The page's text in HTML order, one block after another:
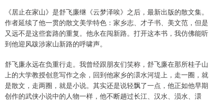
《居止在家山》是舒飞廉继《云梦泽唉》之后，最新出版的散文集。
作者延续了他一贯的散文美学特色：家乡志、才子书、美文范，但是
又远不是这些套路的重复。他永在闯新路。打开这本书，我仿佛能听
到他迎风跋涉家山新路的呼啸声。
舒飞廉永远在负重行走。我曾经跟朋友们笑称，舒飞廉在那所桂子山
上的大学教授创意写作之余，回到他家乡的澴水河堤上，走一圈，就
是散文，走两圈，就是小说。其实还是说轻飘了一点，他正如他早期
创作的武侠小说中的人物一样，他不断趟过长江、汉水、涢水、澴